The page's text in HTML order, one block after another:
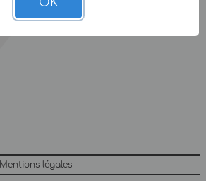
Mentions légales